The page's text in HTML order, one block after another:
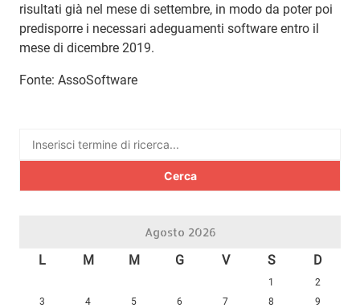
risultati già nel mese di settembre, in modo da poter poi
predisporre i necessari adeguamenti software entro il
mese di dicembre 2019.
Fonte: AssoSoftware
Ricerca
Agosto 2026
L M M G V S D
1
2
3
4 5 6 7 8
9